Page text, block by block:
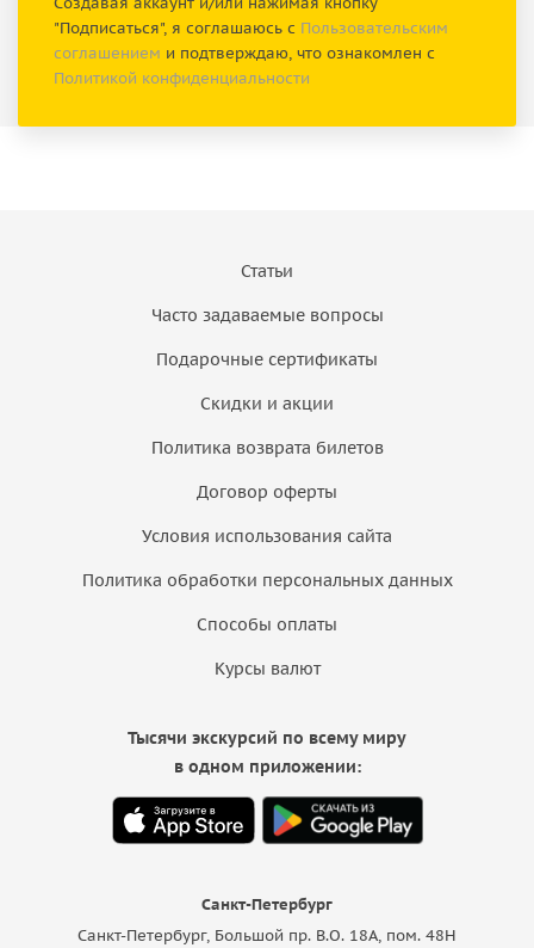
"Подписаться", я соглашаюсь с Пользовательским
соглашением и подтверждаю, что ознакомлен с
Политикой конфиденциальности
Статьи
Часто задаваемые вопросы
Подарочные сертификаты
Скидки и акции
Политика возврата билетов
Договор оферты
Условия использования сайта
Политика обработки персональных данных
Способы оплаты
Курсы валют
Санкт-Петербург
Санкт-Петербург, Большой пр. В.О. 18A, пом. 48Н
Тысячи экскурсий по всему миру
в одном приложении: